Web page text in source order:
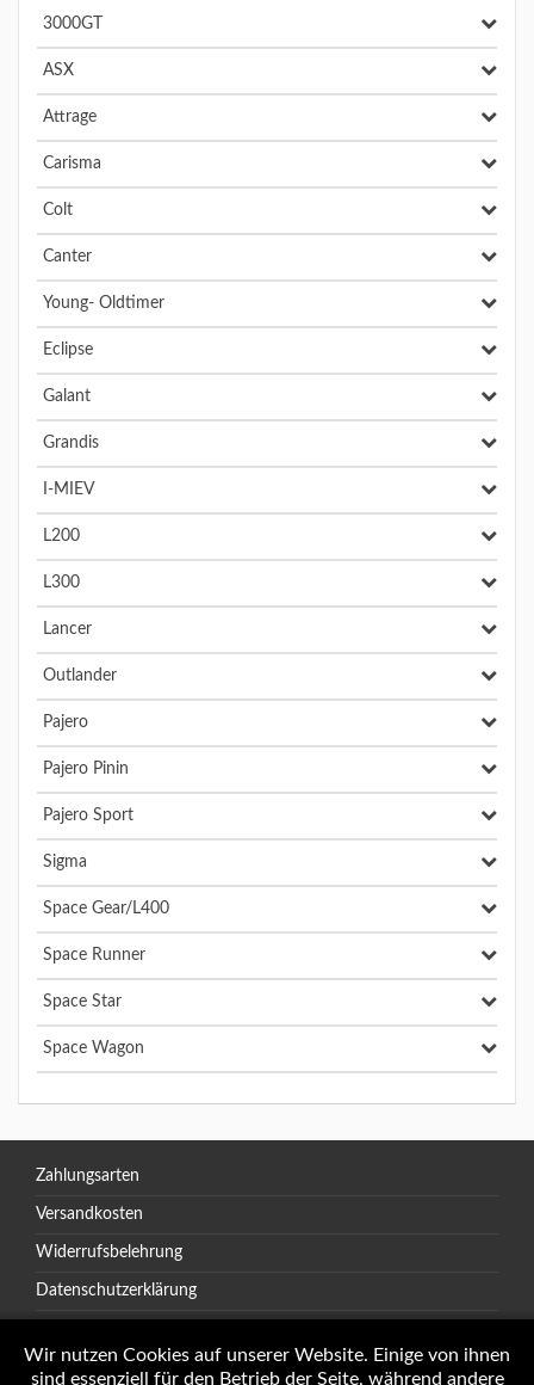
3000GT
ASX
Attrage
Carisma
Colt
Canter
Young- Oldtimer
Eclipse
Galant
Grandis
I-MIEV
L200
L300
Lancer
Outlander
Pajero
Pajero Pinin
Pajero Sport
Sigma
Space Gear/L400
Space Runner
Space Star
Space Wagon
Zahlungsarten
Versandkosten
Widerrufsbelehrung
Datenschutzerklärung
Wir nutzen Cookies auf unserer Website. Einige von ihnen
sind essenziell für den Betrieb der Seite, während andere